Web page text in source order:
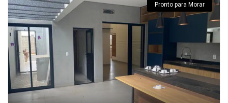
Pronto para Morar